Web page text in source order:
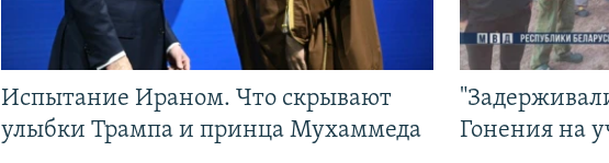
Испытание Ираном. Что скрывают
улыбки Трампа и принца Мухаммеда
Гонения на